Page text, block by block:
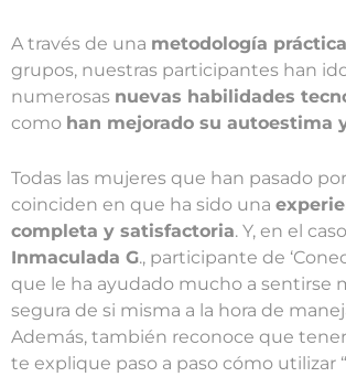
A través de una metodología práctica
grupos, nuestras participantes han
numerosas nuevas habilidades
como han mejorado su autoestima
Todas las mujeres que han pasado
coinciden en que ha sido una
completa y satisfactoria. Y, en el
Inmaculada G., participante de
que le ha ayudado mucho a sentirse
segura de si misma a la hora de
Además, también reconoce que
te explique paso a paso cómo utilizar